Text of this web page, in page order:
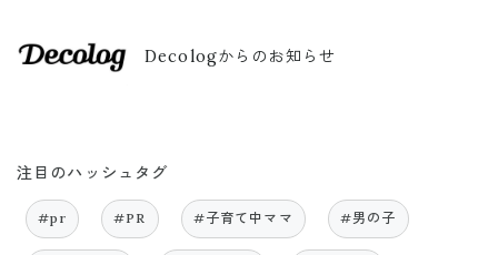
Decologからのお知らせ
注目のハッシュタグ
#pr #PR #子育て中ママ #男の子